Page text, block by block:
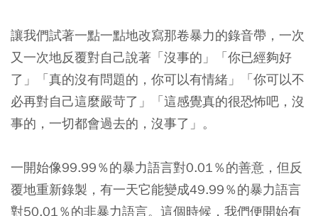
讓我們試著一點一點地改寫那卷暴力的錄音帶，一次
又一次地反覆對自己說著「沒事的」「你已經夠好
了」「真的沒有問題的，你可以有情緒」「你可以不
必再對自己這麼嚴苛了」「這感覺真的很恐怖吧，沒
事的，一切都會過去的，沒事了」。
一開始像99.99％的暴力語言對0.01％的善意，但反
覆地重新錄製，有一天它能變成49.99％的暴力語言
對50.01％的非暴力語言。這個時候，我們便開始有